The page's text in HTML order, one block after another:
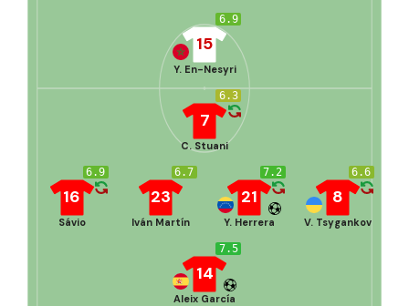
6.9
15
Y. En-Nesyri
7.5
14
Aleix García
6.9
16
Sávio
6.7
23
Iván Martín
7.2
21
Y. Herrera
6.6
8
V. Tsygankov
6.3
7
C. Stuani